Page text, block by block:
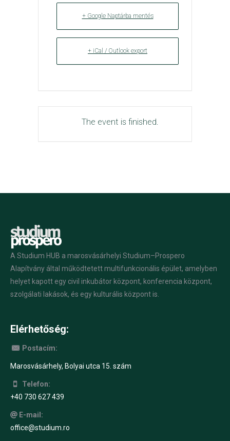
+ Google Naptárba mentés
+ iCal / Outlook export
The event is finished.
A Studium HUB a marosvásárhelyi Studium–Prospero
Alapítvány által működtetett multifunkcionális épület, amelyben
helyet kapott egy civil inkubátor központ, konferencia központ,
szolgálati lakások, és egy kulturális központ is.
Elérhetőség:
Postacím:
Marosvásárhely, Bolyai utca 15. szám
Telefon:
+40 730 627 439
E-mail:
office@studium.ro